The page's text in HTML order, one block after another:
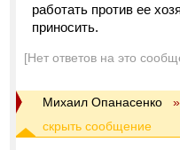
работать против ее
приносить.
[Нет ответов на это
Михаил Опанасенко »